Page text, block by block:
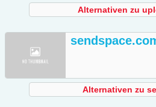
Alternativen zu
Alternativen zu